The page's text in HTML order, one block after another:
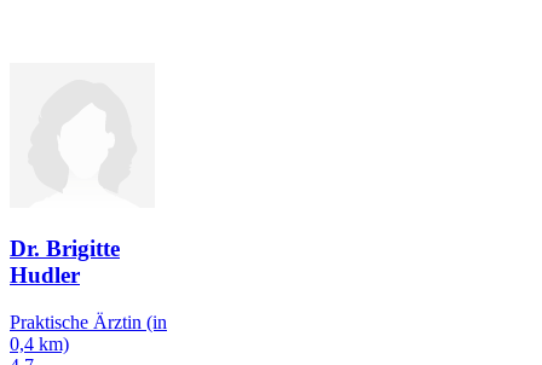
Dr. Brigitte
Hudler
Praktische Ärztin (in
0,4 km)